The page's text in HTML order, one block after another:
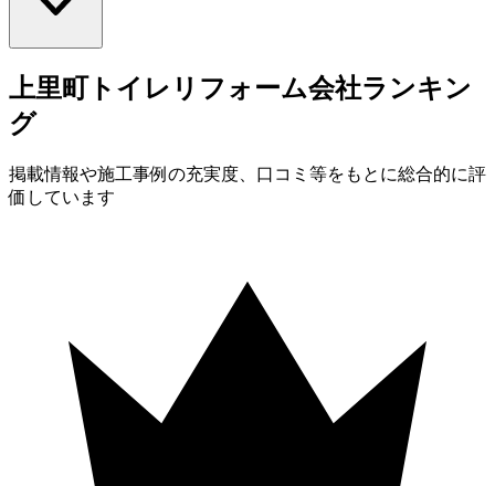
上里町 トイレ リフォーム会社ランキン
グ
掲載情報や施工事例の充実度、口コミ等をもとに総合的に評
価しています